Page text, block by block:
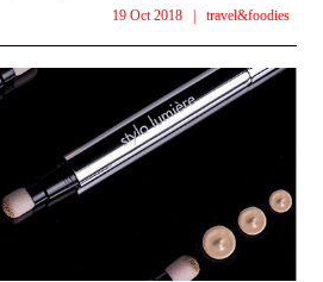
19 Oct 2018 travel&foodies